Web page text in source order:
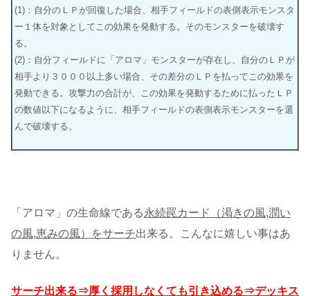
(1)：自分のＬＰが回復した場合、相手フィールドの表側表示モンスタ
ー１体を対象としてこの効果を発動する。そのモンスターを破壊す
る。
(2)：自分フィールドに「アロマ」モンスターが存在し、自分のＬＰが
相手より３０００以上多い場合、その差分のＬＰを払ってこの効果を
発動できる。攻撃力の合計が、この効果を発動するために払ったＬＰ
の数値以下になるように、相手フィールドの表側表示モンスターを選
んで破壊する。
「アロマ」の生命線である永続罠カード（渇きの風,潤い
の風,恵みの風）をサーチ出来る。こんなに嬉しい事はあ
りません。
サーチ出来る⇒厚く採用しなくても引き込める⇒デッキス